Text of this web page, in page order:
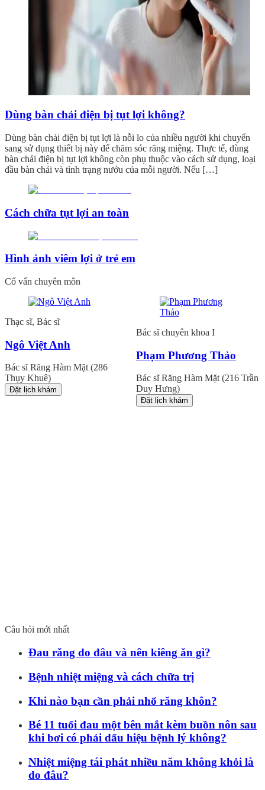
Dùng bàn chải điện bị tụt lợi không?
Dùng bàn chải điện bị tụt lợi là nỗi lo của nhiều người khi chuyển
sang sử dụng thiết bị này để chăm sóc răng miệng. Thực tế, dùng
bàn chải điện bị tụt lợi không còn phụ thuộc vào cách sử dụng, loại
đầu bàn chải và tình trạng nướu của mỗi người. Nếu […]
Cách chữa tụt lợi an toàn
Hình ảnh viêm lợi ở trẻ em
Cố vấn chuyên môn
Thạc sĩ, Bác sĩ
Ngô Việt Anh
Bác sĩ Răng Hàm Mặt (286
Thụy Khuê)
Đặt lịch khám
Bác sĩ chuyên khoa I
Phạm Phương Thảo
Bác sĩ Răng Hàm Mặt (216 Trần
Duy Hưng)
Đặt lịch khám
Câu hỏi mới nhất
Đau răng do đâu và nên kiêng ăn gì?
Bệnh nhiệt miệng và cách chữa trị
Khi nào bạn cần phải nhổ răng khôn?
Bé 11 tuổi đau một bên mắt kèm buồn nôn sau
khi bơi có phải dấu hiệu bệnh lý không?
Nhiệt miệng tái phát nhiều năm không khỏi là
do đâu?